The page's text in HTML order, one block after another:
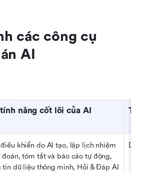
các công cụ
AI
năng cốt lõi của AI
điều khiển do AI tạo, lập lịch nhiệm
đoán, tóm tắt và báo cáo tự động,
tin dữ liệu thông minh, Hỏi & Đáp AI
Dự